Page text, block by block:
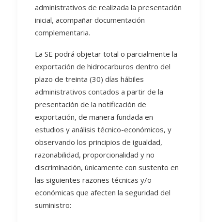
administrativos de realizada la presentación
inicial, acompañar documentación
complementaria.
La SE podrá objetar total o parcialmente la
exportación de hidrocarburos dentro del
plazo de treinta (30) días hábiles
administrativos contados a partir de la
presentación de la notificación de
exportación, de manera fundada en
estudios y análisis técnico-económicos, y
observando los principios de igualdad,
razonabilidad, proporcionalidad y no
discriminación, únicamente con sustento en
las siguientes razones técnicas y/o
económicas que afecten la seguridad del
suministro: